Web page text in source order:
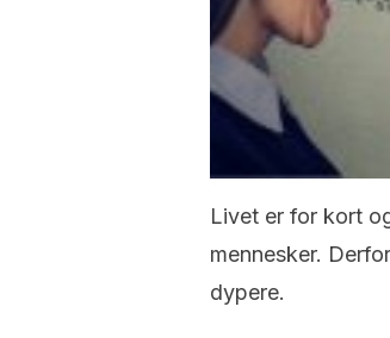
Livet er for kort
mennesker.
dypere.